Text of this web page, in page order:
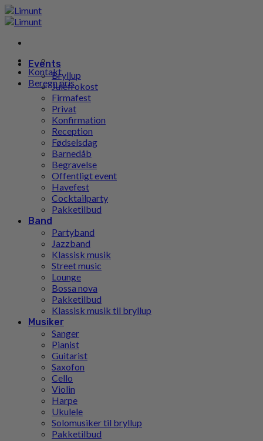
Gå
til
Events
Bryllup
Julefrokost
Firmafest
Privat
Konfirmation
Reception
Fødselsdag
Barnedåb
Begravelse
Offentligt event
Havefest
Cocktailparty
Pakketilbud
Band
Partyband
Jazzband
Klassisk musik
Street music
Lounge
Bossa nova
Pakketilbud
Klassisk musik til bryllup
Musiker
Sanger
Pianist
Guitarist
Saxofon
Cello
Violin
Harpe
Ukulele
Solomusiker til bryllup
Pakketilbud
Kontakt
Beregn pris